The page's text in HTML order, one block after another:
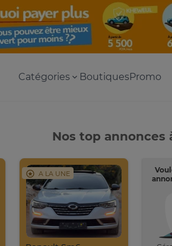
Catégories BoutiquesPromo
Nos top annonces
A LA UNE